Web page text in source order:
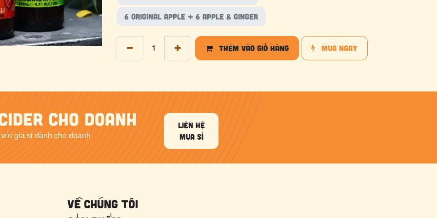
6 Original Apple + 6 Apple & Ginger
Thêm vào giỏ hàng Mua ngay
giá sỉ dành cho doanh
cho doanh
liên hệ
mua sỉ
Về chúng tôi